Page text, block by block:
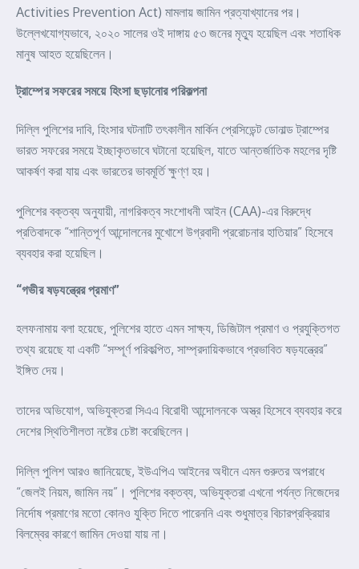
Activities Prevention Act) মামলায় জামিন প্রত্যাখ্যানের পর।
উল্লেখযোগ্যভাবে, ২০২০ সালের ওই দাঙ্গায় ৫৩ জনের মৃত্যু হয়েছিল এবং শতাধিক
মানুষ আহত হয়েছিলেন।
ট্রাম্পের সফরের সময়ে হিংসা ছড়ানোর পরিকল্পনা
দিল্লি পুলিশের দাবি, হিংসার ঘটনাটি তৎকালীন মার্কিন প্রেসিডেন্ট ডোনাল্ড ট্রাম্পের
ভারত সফরের সময়ে ইচ্ছাকৃতভাবে ঘটানো হয়েছিল, যাতে আন্তর্জাতিক মহলের দৃষ্টি
আকর্ষণ করা যায় এবং ভারতের ভাবমূর্তি ক্ষুণ্ণ হয়।
পুলিশের বক্তব্য অনুযায়ী, নাগরিকত্ব সংশোধনী আইন (CAA)-এর বিরুদ্ধে
প্রতিবাদকে “শান্তিপূর্ণ আন্দোলনের মুখোশে উগ্রবাদী প্ররোচনার হাতিয়ার” হিসেবে
ব্যবহার করা হয়েছিল।
“গভীর ষড়যন্ত্রের প্রমাণ”
হলফনামায় বলা হয়েছে, পুলিশের হাতে এমন সাক্ষ্য, ডিজিটাল প্রমাণ ও প্রযুক্তিগত
তথ্য রয়েছে যা একটি “সম্পূর্ণ পরিকল্পিত, সাম্প্রদায়িকভাবে প্রভাবিত ষড়যন্ত্রের”
ইঙ্গিত দেয়।
তাদের অভিযোগ, অভিযুক্তরা সিএএ বিরোধী আন্দোলনকে অস্ত্র হিসেবে ব্যবহার করে
দেশের স্থিতিশীলতা নষ্টের চেষ্টা করেছিলেন।
দিল্লি পুলিশ আরও জানিয়েছে, ইউএপিএ আইনের অধীনে এমন গুরুতর অপরাধে
“জেলই নিয়ম, জামিন নয়”। পুলিশের বক্তব্য, অভিযুক্তরা এখনো পর্যন্ত নিজেদের
নির্দোষ প্রমাণের মতো কোনও যুক্তি দিতে পারেননি এবং শুধুমাত্র বিচারপ্রক্রিয়ার
বিলম্বের কারণে জামিন দেওয়া যায় না।